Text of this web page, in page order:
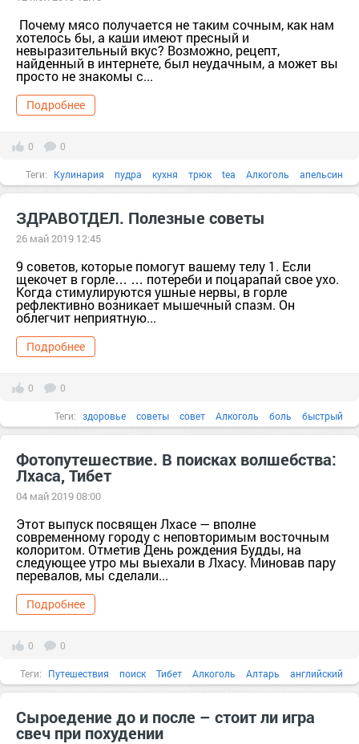
Почему мясо получается не таким сочным, как нам
хотелось бы, а каши имеют пресный и
невыразительный вкус? Возможно, рецепт,
найденный в интернете, был неудачным, а может вы
просто не знакомы с...
Подробнее
0 0
Теги: Кулинария пудра кухня трюк tea Алкоголь апельсин
ЗДРАВОТДЕЛ. Полезные советы
26 май 2019 12:45
9 советов, которые помогут вашему телу 1. Если
щекочет в горле… … потереби и поцарапай свое ухо.
Когда стимулируются ушные нервы, в горле
рефлективно возникает мышечный спазм. Он
облегчит неприятную...
Подробнее
0 0
Теги: здоровье советы совет Алкоголь боль быстрый
Фотопутешествие. В поисках волшебства:
Лхаса, Тибет
04 май 2019 08:00
Этот выпуск посвящен Лхасе — вполне
современному городу с неповторимым восточным
колоритом. Отметив День рождения Будды, на
следующее утро мы выехали в Лхасу. Миновав пару
перевалов, мы сделали...
Подробнее
0 0
Теги: Путешествия поиск Тибет Алкоголь Алтарь английский
Сыроедение до и после – стоит ли игра
свеч при похудении